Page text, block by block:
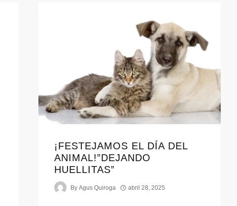
¡FESTEJAMOS EL DÍA DEL
ANIMAL!”DEJANDO
HUELLITAS”
By Agus Quiroga abril 28, 2025